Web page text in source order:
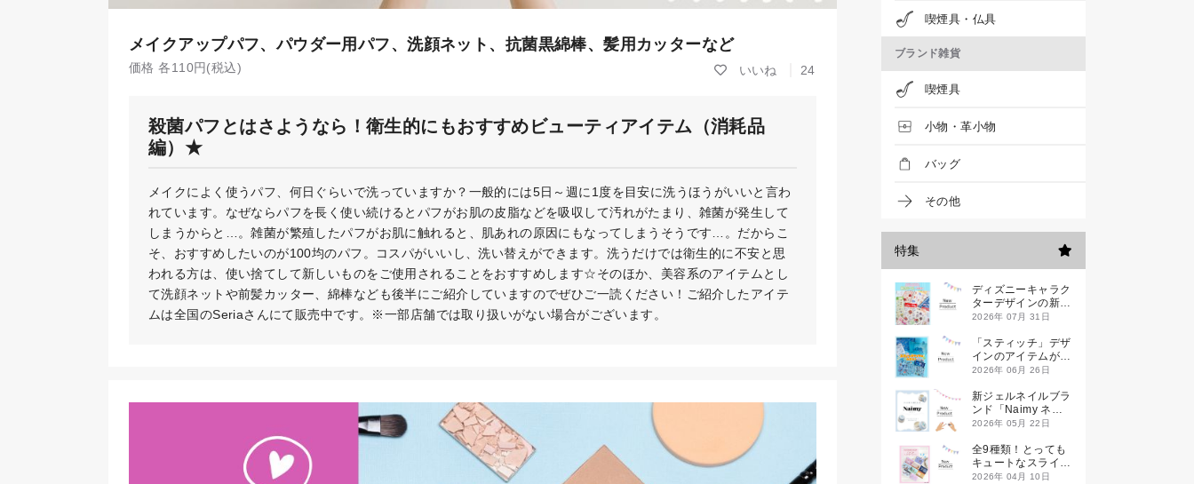
24
メイクアップパフ、パウダー用パフ、洗顔ネット、抗菌黒綿棒、髪用カッターなど
価格 各110円(税込)
殺菌パフとはさようなら！衛生的にもおすすめビューティアイテム（消耗品
編）★
メイクによく使うパフ、何日ぐらいで洗っていますか？一般的には5日～週に1度を目安に洗うほうがいいと言わ
れています。なぜならパフを長く使い続けるとパフがお肌の皮脂などを吸収して汚れがたまり、雑菌が発生して
しまうからと…。雑菌が繁殖したパフがお肌に触れると、肌あれの原因にもなってしまうそうです…。だからこ
そ、おすすめしたいのが100均のパフ。コスパがいいし、洗い替えができます。洗うだけでは衛生的に不安と思
われる方は、使い捨てして新しいものをご使用されることをおすすめします☆そのほか、美容系のアイテムとし
て洗顔ネットや前髪カッター、綿棒なども後半にご紹介していますのでぜひご一読ください！ご紹介したアイテ
ムは全国のSeriaさんにて販売中です。※一部店舗では取り扱いがない場合がございます。
喫煙具・仏具
ブランド雑貨
喫煙具
小物・革小物
バッグ
その他
特集
ディズニーキャラク
ターデザインの新作
シールが一挙発売
2026年 07月 31日
「スティッチ」デザ
インのアイテムが新
登場です
2026年 06月 26日
新ジェルネイルブラ
ンド「Naimy ネイ
ミィ」が誕生します
2026年 05月 22日
全9種類！とっても
キュートなスライダ
ーケースが新登場し
2026年 04月 10日